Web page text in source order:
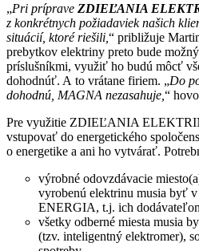
„Pri príprave ZDIEĽANIA
z konkrétnych požiadaviek našich
situácií, ktoré riešili, “ približuje
prebytkov elektriny preto bude
príslušníkmi, využiť ho budú môcť
dohodnúť. A to vrátane firiem. „Do
dohodnú, MAGNA nezasahuje, “
Pre využitie ZDIEĽANIA
vstupovať do energetického
o energetike a ani ho vytvárať.
výrobné odovzdávacie
vyrobenú elektrinu musia byť
ENERGIA, t.j. ich
všetky odberné miesta musia
(tzv. inteligentný elektromer),